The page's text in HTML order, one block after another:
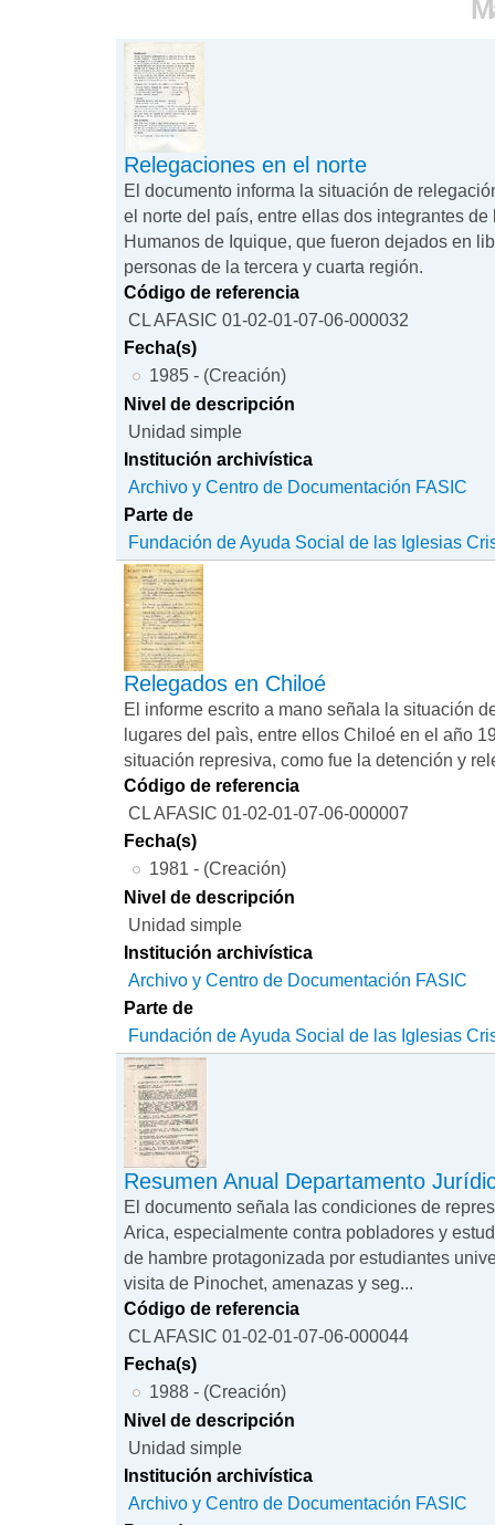
Relegaciones en el norte
El documento informa la situación de
el norte del país, entre ellas dos integrantes
Humanos de Iquique, que fueron dejados en
personas de la tercera y cuarta región.
Código de referencia
CL AFASIC 01-02-01-07-06-000032
Fecha(s)
1985 - (Creación)
Nivel de descripción
Unidad simple
Institución archivística
Archivo y Centro de Documentación FASIC
Parte de
Fundación de Ayuda Social de las Iglesias
Relegados en Chiloé
El informe escrito a mano señala la situación
lugares del paìs, entre ellos Chiloé en el año
situación represiva, como fue la detención y
Código de referencia
CL AFASIC 01-02-01-07-06-000007
Fecha(s)
1981 - (Creación)
Nivel de descripción
Unidad simple
Institución archivística
Archivo y Centro de Documentación FASIC
Parte de
Fundación de Ayuda Social de las Iglesias
Resumen Anual Departamento
El documento señala las condiciones de
Arica, especialmente contra pobladores y
de hambre protagonizada por estudiantes
visita de Pinochet, amenazas y seg...
Código de referencia
CL AFASIC 01-02-01-07-06-000044
Fecha(s)
1988 - (Creación)
Nivel de descripción
Unidad simple
Institución archivística
Archivo y Centro de Documentación FASIC